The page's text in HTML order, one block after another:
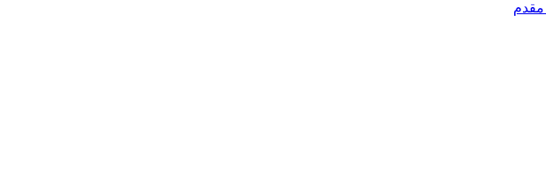
مقدم